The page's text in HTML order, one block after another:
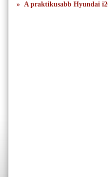
» A praktikusabb Hyundai